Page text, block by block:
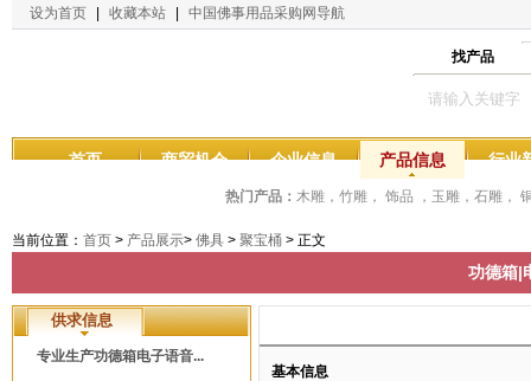
设为首页 收藏本站 中国佛事用品采购网导航
找产品
首页 商贸机会 企业信息 产品信息 行业
热门产品： 木雕，竹雕， 饰品 ，玉雕，石雕，
当前位置： 首页 > 产品展示> 佛具 > 聚宝桶 > 正文
功德箱|
供求信息
专业生产功德箱电子语音...
基本信息